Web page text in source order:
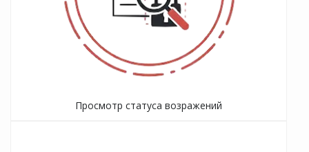
Просмотр статуса возражений